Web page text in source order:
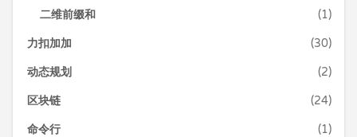
二维前缀和 (1)
力扣加加 (30)
动态规划 (2)
区块链 (24)
命令行 (1)